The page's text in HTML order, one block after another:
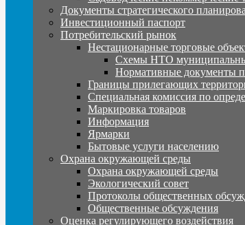
Документы стратегического
Инвестиционный паспорт
Потребительский рынок
Нестационарные торговые
Схемы НТО
Нормативные документы
Границы прилегающих
Специальная комиссия по
Маркировка товаров
Информация
Ярмарки
Бытовые услуги населению
Охрана окружающей среды
Охрана окружающей среды
Экологический совет
Протоколы общественных
Общественные обсуждения
Оценка регулирующего воздействия